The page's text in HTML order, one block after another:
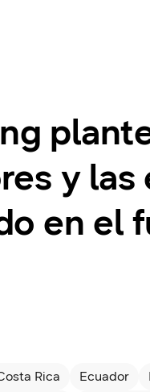
y
en el
Rica Ecuador